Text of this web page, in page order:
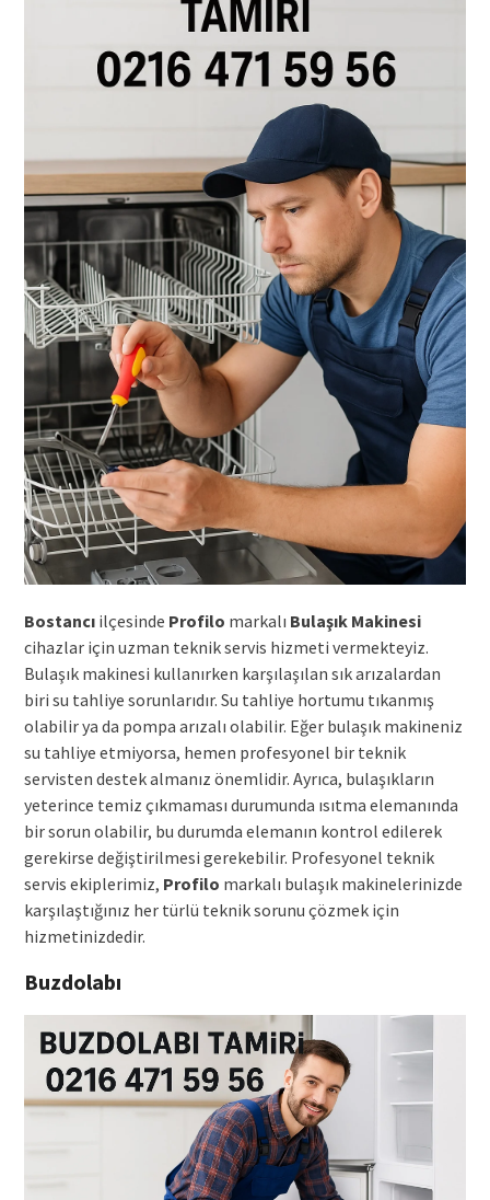
Bostancıilçesinde Profilo markalı Bulaşık Makinesi
cihazlar için uzman teknik servis hizmeti vermekteyiz.
Bulaşık makinesi kullanırken karşılaşılan sık arızalardan
biri su tahliye sorunlarıdır. Su tahliye hortumu tıkanmış
olabilir ya da pompa arızalı olabilir. Eğer bulaşık makineniz
su tahliye etmiyorsa, hemen profesyonel bir teknik
servisten destek almanız önemlidir. Ayrıca, bulaşıkların
yeterince temiz çıkmaması durumunda ısıtma elemanında
bir sorun olabilir, bu durumda elemanın kontrol edilerek
gerekirse değiştirilmesi gerekebilir. Profesyonel teknik
servis ekiplerimiz, Profilo markalı bulaşık makinelerinizde
karşılaştığınız her türlü teknik sorunu çözmek için
hizmetinizdedir.
Buzdolabı